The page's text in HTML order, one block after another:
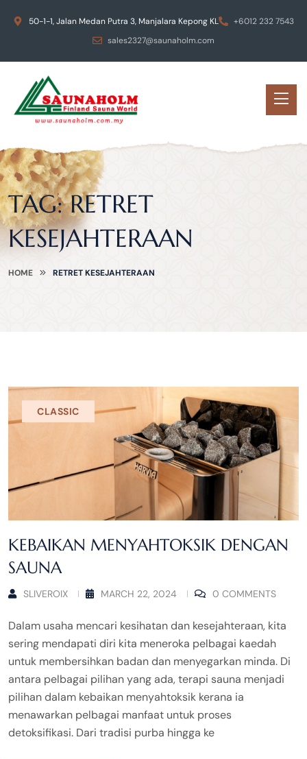
50-1-1, Jalan Medan Putra 3, Manjalara Kepong KL
+6012 232 7543
sales2327@saunaholm.com
TAG:RETRET
KESEJAHTERAAN
HOME RETRET KESEJAHTERAAN
CLASSIC
KEBAIKAN MENYAHTOKSIK DENGAN
SAUNA
SLIVEROIX MARCH 22, 2024 0 COMMENTS
Dalam usaha mencari kesihatan dan kesejahteraan, kita
sering mendapati diri kita meneroka pelbagai kaedah
untuk membersihkan badan dan menyegarkan minda. Di
antara pelbagai pilihan yang ada, terapi sauna menjadi
pilihan dalam kebaikan menyahtoksik kerana ia
menawarkan pelbagai manfaat untuk proses
detoksifikasi. Dari tradisi purba hingga ke